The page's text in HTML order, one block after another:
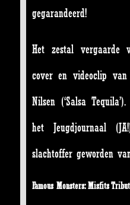
gegarandeerd!
Het zestal vergaarde
cover en videoclip van
Nilsen (‘Salsa
het Jeugdjournaal
slachtoffer geworden
Famous Monsters: Misfits